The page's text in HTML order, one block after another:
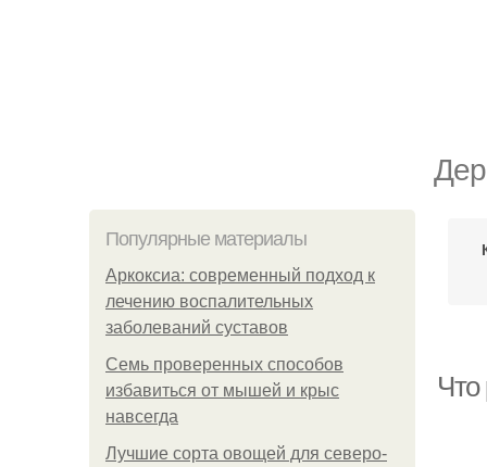
Популярные материалы
Аркоксиа: современный подход к
лечению воспалительных
заболеваний суставов
Семь проверенных способов
избавиться от мышей и крыс
навсегда
Лучшие сорта овощей для северо-
Что